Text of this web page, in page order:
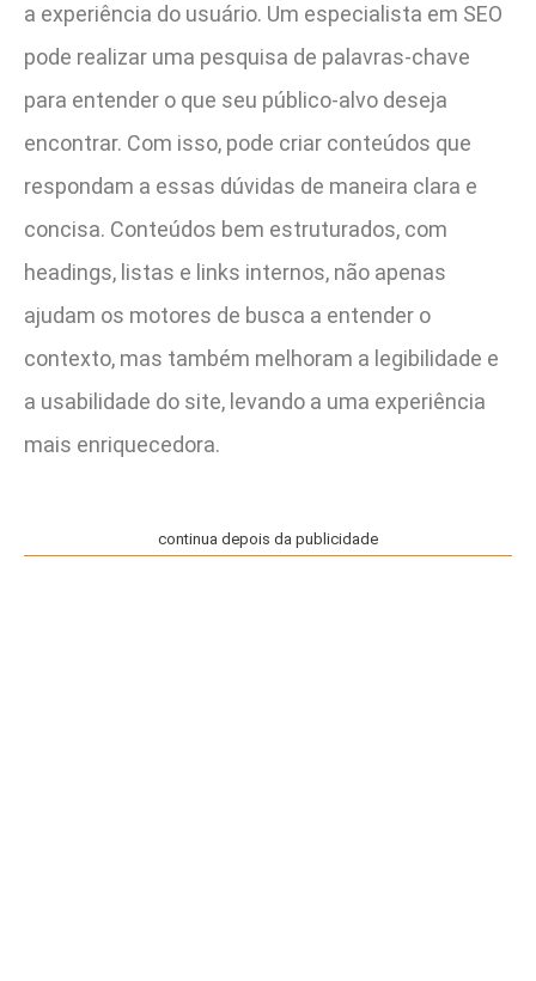
a experiência do usuário. Um especialista em SEO
pode realizar uma pesquisa de palavras-chave
para entender o que seu público-alvo deseja
encontrar. Com isso, pode criar conteúdos que
respondam a essas dúvidas de maneira clara e
concisa. Conteúdos bem estruturados, com
headings, listas e links internos, não apenas
ajudam os motores de busca a entender o
contexto, mas também melhoram a legibilidade e
a usabilidade do site, levando a uma experiência
mais enriquecedora.
continua depois da publicidade